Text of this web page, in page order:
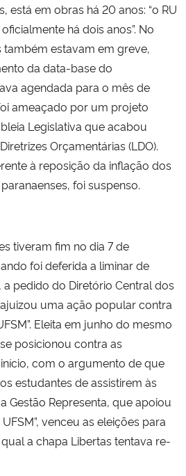
está em obras há 20 anos: “o RU
há dois anos”. No
estavam em greve,
da data-base do
agendada para o mês de
ameaçado por um projeto
Legislativa que acabou
Orçamentárias (LDO).
à reposição da inflação dos
foi suspenso.
tiveram fim no dia 7 de
foi deferida a liminar de
pedido do Diretório Central dos
uma ação popular contra
Eleita em junho do mesmo
posicionou contra as
com o argumento de que
estudantes de assistirem às
Gestão Representa, que apoiou
venceu as eleições para
a chapa Libertas tentava re-